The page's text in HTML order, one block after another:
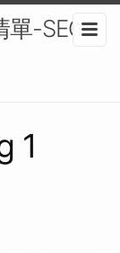
單-SEO
1